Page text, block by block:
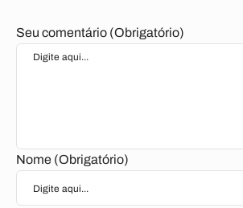
Seu comentário (Obrigatório)
Nome (Obrigatório)